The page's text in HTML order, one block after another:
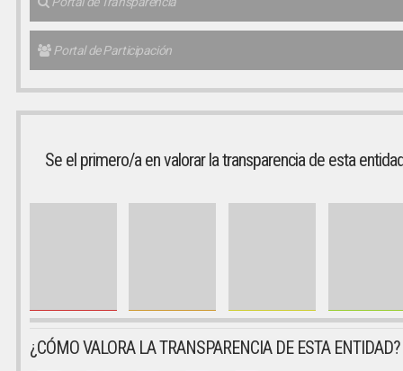
Portal de Participación
Se el primero/a en valorar la transparencia de esta
¿CÓMO VALORA LA TRANSPARENCIA DE ESTA ENTIDAD?